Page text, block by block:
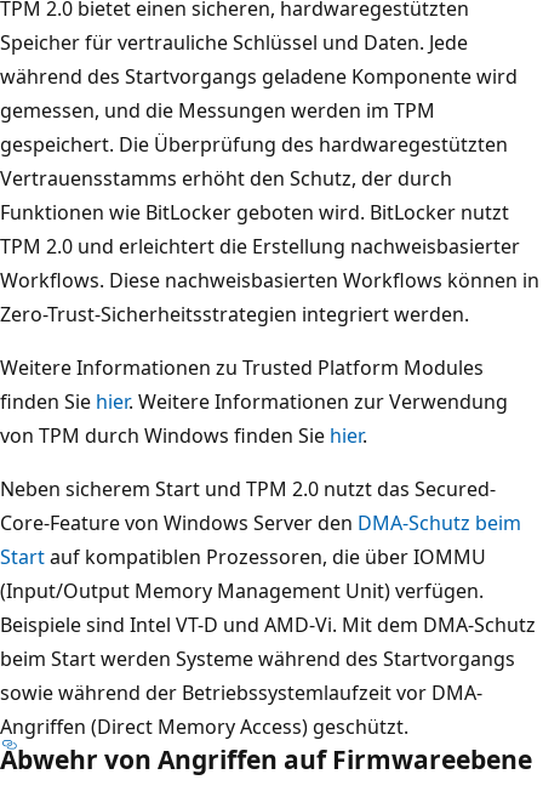
TPM 2.0 bietet einen sicheren, hardwaregestützten
Speicher für vertrauliche Schlüssel und Daten. Jede
während des Startvorgangs geladene Komponente wird
gemessen, und die Messungen werden im TPM
gespeichert. Die Überprüfung des hardwaregestützten
Vertrauensstamms erhöht den Schutz, der durch
Funktionen wie BitLocker geboten wird. BitLocker nutzt
TPM 2.0 und erleichtert die Erstellung nachweisbasierter
Workflows. Diese nachweisbasierten Workflows können in
Zero-Trust-Sicherheitsstrategien integriert werden.
Weitere Informationen zu Trusted Platform Modules
finden Sie hier. Weitere Informationen zur Verwendung
von TPM durch Windows finden Sie hier.
Neben sicherem Start und TPM 2.0 nutzt das Secured-
Core-Feature von Windows Server den DMA-Schutz beim
Startauf kompatiblen Prozessoren, die über IOMMU
(Input/Output Memory Management Unit) verfügen.
Beispiele sind Intel VT-D und AMD-Vi. Mit dem DMA-Schutz
beim Start werden Systeme während des Startvorgangs
sowie während der Betriebssystemlaufzeit vor DMA-
Angriffen (Direct Memory Access) geschützt.
Abwehr von Angriffen auf Firmwareebene